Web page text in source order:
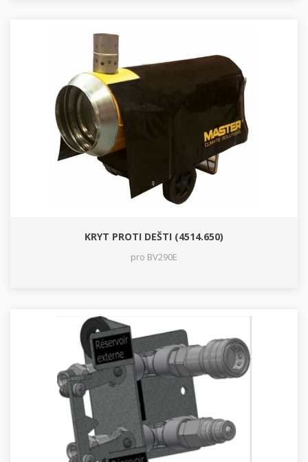
KRYT PROTI DEŠTI (4514.650)
pro BV290E